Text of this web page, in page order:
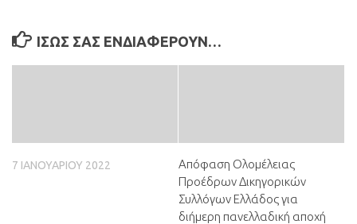
ΊΣΩΣ ΣΑΣ ΕΝΔΙΑΦΈΡΟΥΝ…
7 ΙΑΝΟΥΑΡΊΟΥ 2022
Απόφαση Ολομέλειας
Προέδρων Δικηγορικών
Συλλόγων Ελλάδος για
διήμερη πανελλαδική αποχή